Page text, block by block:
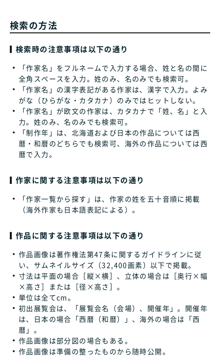
検索の方法
検索時の注意事項は以下の通り
「作家名」をフルネームで入力する場合、姓と名の間に
全角スペースを入力。姓のみ、名のみでも検索可。
「作家名」の漢字表記がある作家は、漢字で入力。よみ
がな（ひらがな・カタカナ）のみではヒットしない。
「作家名」が欧文の作家は、カタカナで「姓、名」と入
力。姓のみ、名のみでも検索可。
「制作年」は、北海道および日本の作品については西
暦・和暦のどちらでも検索可、海外の作品については西
暦で入力。
作家に関する注意事項は以下の通り
「作家一覧から探す」は、作家の姓を五十音順に掲載
（海外作家も日本語表記による）。
作品に関する注意事項は以下の通り
作品画像は著作権法第47条に関するガイドラインに従
い、サムネイルサイズ（32,400画素）以下で掲載。
寸法は平面の場合［縦×横］、立体の場合は［奥行×幅
×高さ］または［径×高さ］。
単位は全てcm。
初出展覧会は、「展覧会名（会場）、開催年」。開催年
は、日本の場合「西暦（和暦）」、海外の場合は「西
暦」。
作品画像は部分図の場合もある。
作品画像は準備の整ったものから随時公開。